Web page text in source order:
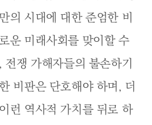
의 시대에 대한 준엄한 비
운 미래사회를 맞이할 수
쟁 가해자들의 불손하기
비판은 단호해야 하며, 더
런 역사적 가치를 뒤로 하